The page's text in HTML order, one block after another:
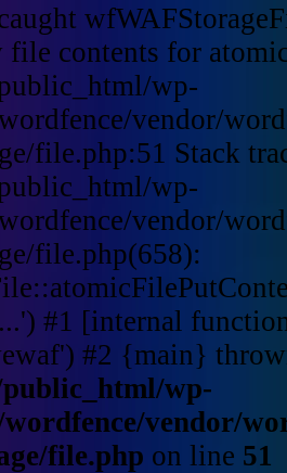
file contents for
wp-
vendor/
file.php:51 Stack
wp-
vendor/
file.php(658):
#1 [internal
#2 {main}
wp-
vendor/
file.php on line 51